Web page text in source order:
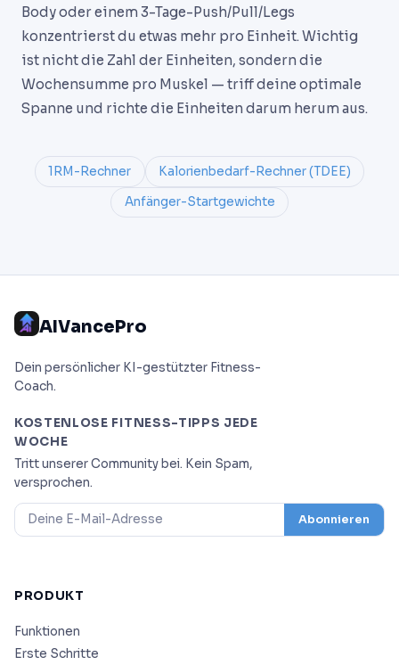
Body oder einem 3-Tage-Push/Pull/Legs
konzentrierst du etwas mehr pro Einheit. Wichtig
ist nicht die Zahl der Einheiten, sondern die
Wochensumme pro Muskel — triff deine optimale
Spanne und richte die Einheiten darum herum aus.
1RM-Rechner Kalorienbedarf-Rechner (TDEE)
Anfänger-Startgewichte
AIVancePro
Dein persönlicher KI-gestützter Fitness-
Coach.
KOSTENLOSE FITNESS-TIPPS JEDE
WOCHE
Tritt unserer Community bei. Kein Spam,
versprochen.
Abonnieren
PRODUKT
Funktionen
Erste Schritte